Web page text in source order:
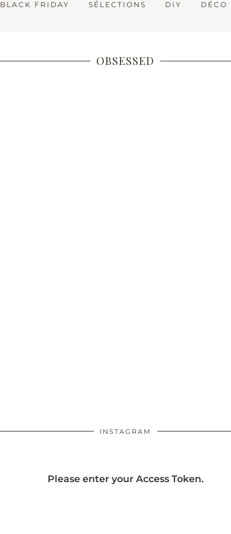
BLACK FRIDAY SÉLECTIONS DIY DÉCO
OBSESSED
INSTAGRAM
Please enter your Access Token.